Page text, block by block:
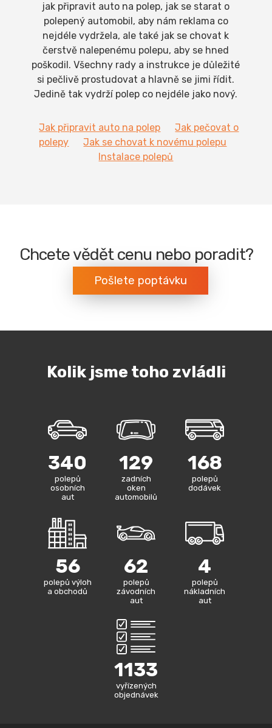
jak připravit auto na polep, jak se starat o
polepený automobil, aby nám reklama co
nejdéle vydržela, ale také jak se chovat k
čerstvě nalepenému polepu, aby se hned
poškodil. Všechny rady a instrukce je důležité
si pečlivě prostudovat a hlavně se jimi řídit.
Jedině tak vydrží polep co nejdéle jako nový.
Jak připravit auto na polep
Jak pečovat o
polepy
Jak se chovat k novému polepu
Instalace polepů
Chcete vědět cenu nebo poradit?
Pošlete poptávku
Kolik jsme toho zvládli
340
polepů
osobních
aut
129
zadních
oken
automobilů
168
polepů
dodávek
56
polepů výloh
a obchodů
62
polepů
závodních
aut
4
polepů
nákladních
aut
1133
vyřízených
objednávek